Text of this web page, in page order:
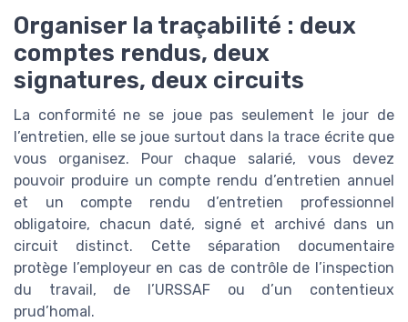
Organiser la traçabilité : deux
comptes rendus, deux
signatures, deux circuits
La conformité ne se joue pas seulement le jour de
l’entretien, elle se joue surtout dans la trace écrite que
vous organisez. Pour chaque salarié, vous devez
pouvoir produire un compte rendu d’entretien annuel
et un compte rendu d’entretien professionnel
obligatoire, chacun daté, signé et archivé dans un
circuit distinct. Cette séparation documentaire
protège l’employeur en cas de contrôle de l’inspection
du travail, de l’URSSAF ou d’un contentieux
prud’homal.